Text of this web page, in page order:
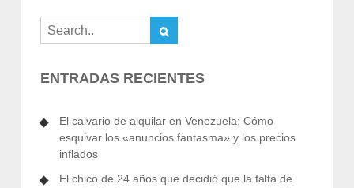
ENTRADAS RECIENTES
El calvario de alquilar en Venezuela: Cómo
esquivar los «anuncios fantasma» y los precios
inflados
El chico de 24 años que decidió que la falta de